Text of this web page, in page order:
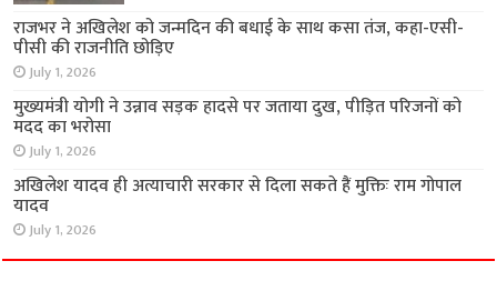
राजभर ने अखिलेश को जन्मदिन की बधाई के साथ कसा तंज, कहा-एसी-
पीसी की राजनीति छोड़िए
July 1, 2026
मुख्यमंत्री योगी ने उन्नाव सड़क हादसे पर जताया दुख, पीड़ित परिजनों को
मदद का भरोसा
July 1, 2026
अखिलेश यादव ही अत्याचारी सरकार से दिला सकते हैं मुक्तिः राम गोपाल
यादव
July 1, 2026